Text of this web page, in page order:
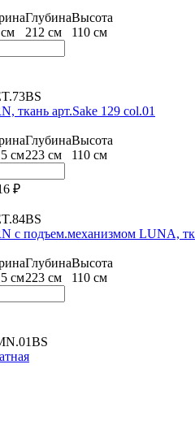
Глубина
212 см
Высота
110 см
ткань арт.Sake 129 col.01
см
Глубина
223 см
Высота
110 см
₽
с подъем.механизмом LUNA,
см
Глубина
223 см
Высота
110 см